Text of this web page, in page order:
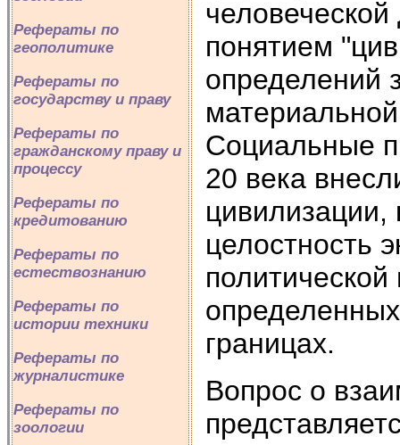
Рефераты по
геополитике
Рефераты по
государству и праву
Рефераты по
гражданскому праву и
процессу
Рефераты по
кредитованию
Рефераты по
естествознанию
Рефераты по
истории техники
Рефераты по
журналистике
Рефераты по
зоологии
понятием
определений
Социальные
20 века
цивилизации,
целостность
границах.
Вопрос о